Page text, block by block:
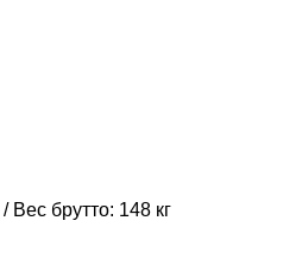
Вес брутто: 148 кг